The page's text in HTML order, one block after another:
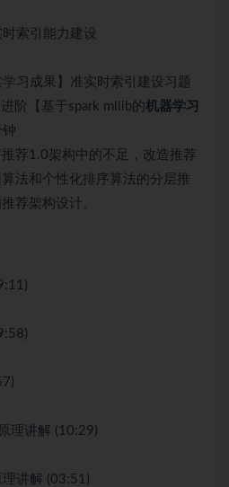
索引能力建设
习成果】准实时索引建设习题
阶【基于spark mllib的机器学习
荐1.0架构中的不足，改造推荐
法和个性化排序算法的分层推
荐架构设计。
理讲解 (10:29)
讲解 (03:51)